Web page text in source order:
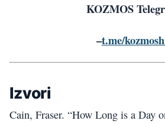
KOZMOS
–t.me/
Izvori
Cain, Fraser. “How Long is a Day